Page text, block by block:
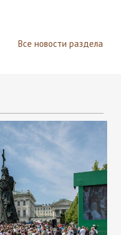
Все новости раздела